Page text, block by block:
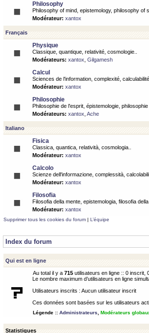
Philosophy
Philosophy of mind, epistemology, philosophy of
Modérateur: xantox
Français
Physique
Classique, quantique, relativité, cosmologie..
Modérateurs: xantox Gilgamesh
Calcul
Sciences de l'information, complexité, calculabilité..
Modérateur: xantox
Philosophie
Philosophie de l'esprit, épistemologie, philosophie
Modérateurs: xantox Ache
Italiano
Fisica
Classica, quantica, relatività, cosmologia..
Modérateur: xantox
Calcolo
Scienze dell'informazione, complessità,
Modérateur: xantox
Filosofia
Filosofia della mente, epistemologia, filosofia della
Modérateur: xantox
Supprimer tous les cookies du forum | L’équipe
Index du forum
Qui est en ligne
Au total il y a 715 utilisateurs en ligne :: 0 inscrit,
Le nombre maximum d’utilisateurs en ligne
Utilisateurs inscrits : Aucun utilisateur inscrit
Ces données sont basées sur les utilisateurs
Légende :: Administrateurs Modérateurs
Statistiques